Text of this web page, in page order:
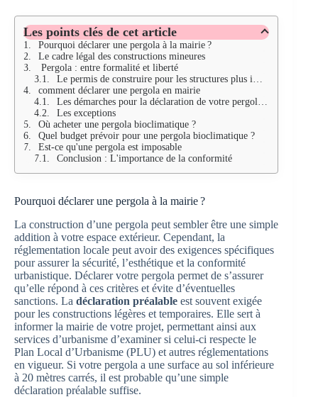
Les points clés de cet article
Pourquoi déclarer une pergola à la mairie ?
Le cadre légal des constructions mineures
Pergola : entre formalité et liberté
Le permis de construire pour les structures plus importantes:
comment déclarer une pergola en mairie
Les démarches pour la déclaration de votre pergola en mairie
Les exceptions
Où acheter une pergola bioclimatique ?
Quel budget prévoir pour une pergola bioclimatique ?
Est-ce qu'une pergola est imposable
Conclusion : L'importance de la conformité
Pourquoi déclarer une pergola à la mairie ?
La construction d’une pergola peut sembler être une simple
addition à votre espace extérieur. Cependant, la
réglementation locale peut avoir des exigences spécifiques
pour assurer la sécurité, l’esthétique et la conformité
urbanistique. Déclarer votre pergola permet de s’assurer
qu’elle répond à ces critères et évite d’éventuelles
sanctions. La déclaration préalable est souvent exigée
pour les constructions légères et temporaires. Elle sert à
informer la mairie de votre projet, permettant ainsi aux
services d’urbanisme d’examiner si celui-ci respecte le
Plan Local d’Urbanisme (PLU) et autres réglementations
en vigueur. Si votre pergola a une surface au sol inférieure
à 20 mètres carrés, il est probable qu’une simple
déclaration préalable suffise.